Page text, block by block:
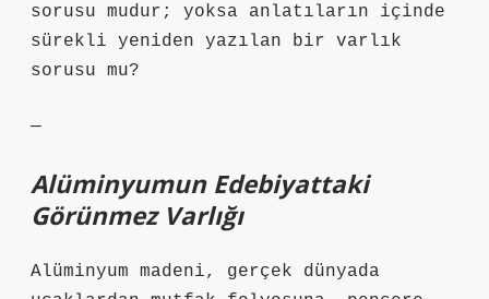
sorusu mudur; yoksa anlatıların içinde
sürekli yeniden yazılan bir varlık
sorusu mu?
—
Alüminyumun Edebiyattaki
Görünmez Varlığı
Alüminyum madeni, gerçek dünyada